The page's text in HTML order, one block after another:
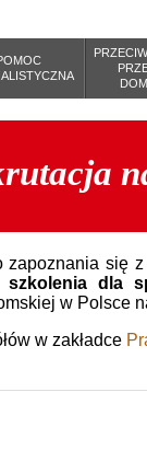
zapoznania się
szkolenia dla
w Polsce
w zakładce